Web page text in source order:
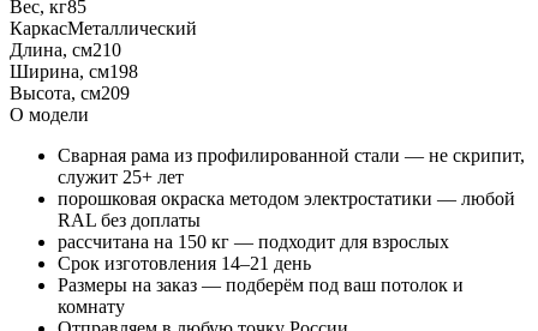
Вес, кг85
КаркасМеталлический
Длина, см210
Ширина, см198
Высота, см209
О модели
Сварная рама из профилированной стали — не скрипит,
служит 25+ лет
порошковая окраска методом электростатики — любой
RAL без доплаты
рассчитана на 150 кг — подходит для взрослых
Срок изготовления 14–21 день
Размеры на заказ — подберём под ваш потолок и
комнату